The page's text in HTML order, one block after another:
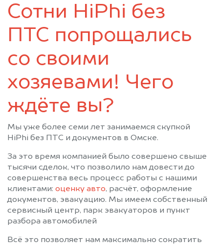
Усть-Ишим
Черлак
Шербакуль
Сотни HiPhi без
ПТС попрощались
со своими
хозяевами! Чего
ждёте вы?
Мы уже более семи лет занимаемся скупкой
HiPhi без ПТС и документов в Омске.
За это время компанией было совершено свыше
тысячи сделок, что позволило нам довести до
совершенства весь процесс работы с нашими
клиентами: оценку авто, расчёт, оформление
документов, эвакуацию. Мы имеем собственный
сервисный центр, парк эвакуаторов и пункт
разбора автомобилей
Всё это позволяет нам максимально сократить